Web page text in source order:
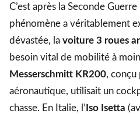
C’est après la Seconde
phénomène a véritablement
dévastée, la voiture 3 roues
besoin vital de mobilité à
Messerschmitt KR200, conçu
aéronautique, utilisait un
chasse. En Italie, l’ Iso Isetta